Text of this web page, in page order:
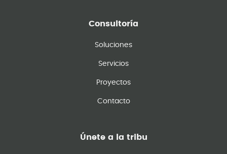
Consultoría
Soluciones
Servicios
Proyectos
Contacto
Únete a la tribu